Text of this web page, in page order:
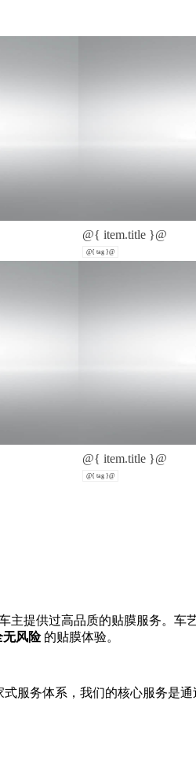
@{ item.title }@
@{ tag }@
@{ item.title }@
@{ tag }@
主提供过高品质的贴膜服务。
无风险的贴膜体验。
服务体系，我们的核心服务是